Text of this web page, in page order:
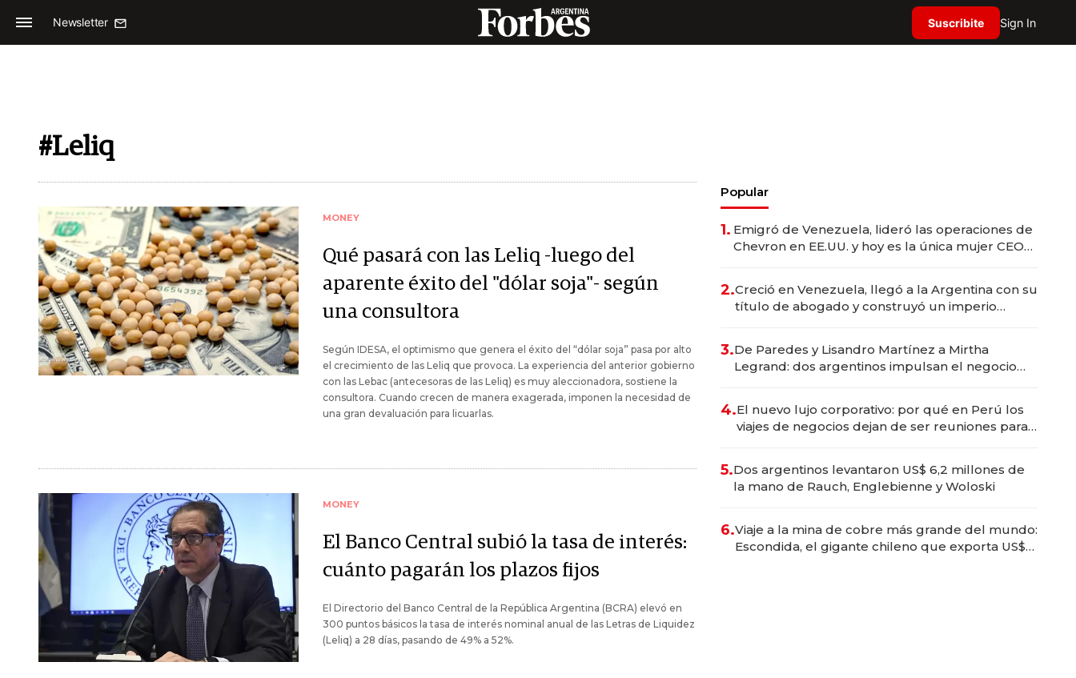
Newsletter Suscribite Sign In
#Leliq
MONEY
Qué pasará con las Leliq -luego del
aparente éxito del "dólar soja"- según
una consultora
Según IDESA, el optimismo que genera el éxito del “dólar soja” pasa por alto
el crecimiento de las Leliq que provoca. La experiencia del anterior gobierno
con las Lebac (antecesoras de las Leliq) es muy aleccionadora, sostiene la
consultora. Cuando crecen de manera exagerada, imponen la necesidad de
una gran devaluación para licuarlas.
MONEY
El Banco Central subió la tasa de interés:
cuánto pagarán los plazos fijos
El Directorio del Banco Central de la República Argentina (BCRA) elevó en
300 puntos básicos la tasa de interés nominal anual de las Letras de Liquidez
(Leliq) a 28 días, pasando de 49% a 52%.
Popular
1. Emigró de Venezuela, lideró las operaciones de
Chevron en EE.UU. y hoy es la única mujer CEO
2.Creció en Venezuela, llegó a la Argentina con su
título de abogado y construyó un imperio
3.De Paredes y Lisandro Martínez a Mirtha
Legrand: dos argentinos impulsan el negocio
4.El nuevo lujo corporativo: por qué en Perú los
viajes de negocios dejan de ser reuniones para
5.Dos argentinos levantaron US$ 6,2 millones de
la mano de Rauch, Englebienne y Woloski
6.Viaje a la mina de cobre más grande del mundo:
Escondida, el gigante chileno que exporta US$